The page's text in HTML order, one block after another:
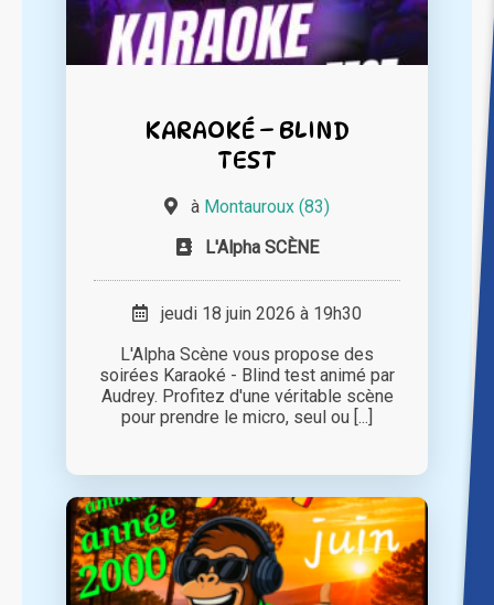
KARAOKÉ – BLIND
TEST
à Montauroux (83)
L'Alpha SCÈNE
jeudi 18 juin 2026 à 19h30
L'Alpha Scène vous propose des
soirées Karaoké - Blind test animé par
Audrey. Profitez d'une véritable scène
pour prendre le micro, seul ou [...]